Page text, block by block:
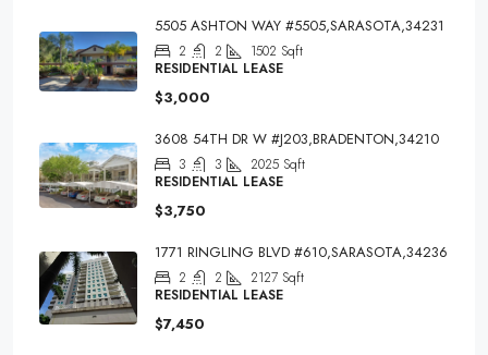
5505 ASHTON WAY #5505,SARASOTA,34231
2 2 1502 Sqft
RESIDENTIAL LEASE
$3,000
3608 54TH DR W #J203,BRADENTON,34210
3 3 2025 Sqft
RESIDENTIAL LEASE
$3,750
1771 RINGLING BLVD #610,SARASOTA,34236
2 2 2127 Sqft
RESIDENTIAL LEASE
$7,450